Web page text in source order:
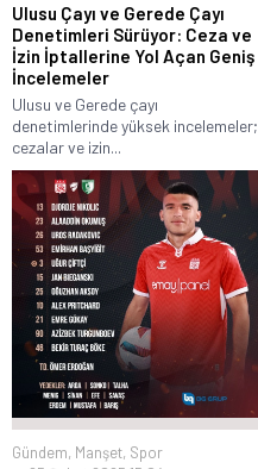
Ulusu Çayı ve Gerede Çayı
Denetimleri Sürüyor: Ceza ve
İzin İptallerine Yol Açan Geniş
İncelemeler
Ulusu ve Gerede çayı
denetimlerinde yüksek incelemeler;
cezalar ve izin...
Gündem, Manşet, Spor